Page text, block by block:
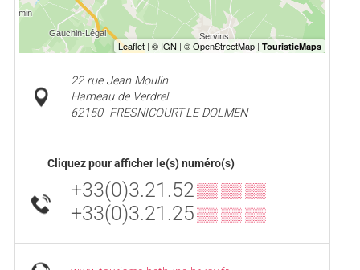
22 rue Jean Moulin
Hameau de Verdrel
62150 FRESNICOURT-LE-DOLMEN
Cliquez pour afficher le(s) numéro(s)
+33(0)3.21.52▒▒ ▒▒ ▒▒
+33(0)3.21.25▒▒ ▒▒ ▒▒